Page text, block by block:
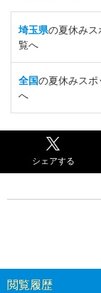
埼玉県の夏休み
覧へ
全国の夏休みス
へ
シェアする
閲覧履歴